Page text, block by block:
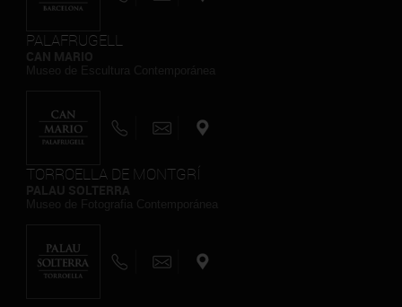
PALAFRUGELL
TORROELLA DE MONTGRÍ